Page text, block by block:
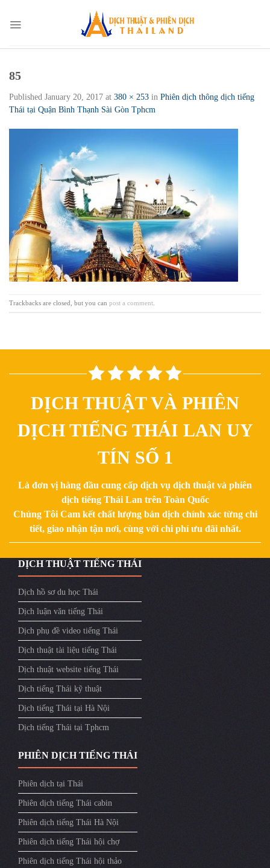
content
85
Published January 20, 2017 at 380 × 253 in Phiên dịch thông dịch tiếng
Thái tại Quận Bình Thạnh Sài Gòn Tphcm
Trackbacks are closed, but you can post a comment
DỊCH THUẬT VÀ PHIÊN
DỊCH TIẾNG THÁI LAN UY
TÍN SỐ 1
Là đơn vị hàng đầu cung cấp dịch vụ dịch thuật và phiên
dịch tiếng Thái Lan trên Toàn Quốc
Chúng Tôi Cam kết chất lượng bản dịch chính xác từng chi
tiết, giao nhận tận nơi, cùng với chi phí ưu đãi nhất.
DỊCH THUẬT TIẾNG THÁI
Dịch hồ sơ du học Thái
Dịch luận văn tiếng Thái
Dịch phụ đề video tiếng Thái
Dịch thuật tài liệu tiếng Thái
Dịch thuật website tiếng Thái
Dịch tiếng Thái kỹ thuật
Dịch tiếng Thái tại Hà Nội
Dịch tiếng Thái tại Tphcm
PHIÊN DỊCH TIẾNG THÁI
Phiên dịch tại Thái
Phiên dịch tiếng Thái cabin
Phiên dịch tiếng Thái Hà Nội
Phiên dịch tiếng Thái hội chợ
Phiên dịch tiếng Thái hội thảo